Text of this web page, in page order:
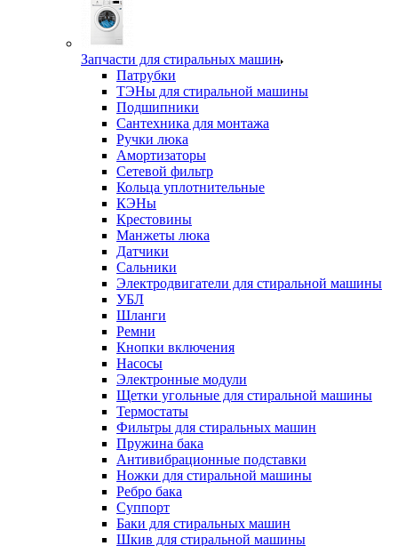
Запчасти для стиральных машин
Патрубки
ТЭНы для стиральной машины
Подшипники
Сантехника для монтажа
Ручки люка
Амортизаторы
Сетевой фильтр
Кольца уплотнительные
КЭНы
Крестовины
Манжеты люка
Датчики
Сальники
Электродвигатели для стиральной машины
УБЛ
Шланги
Ремни
Кнопки включения
Насосы
Электронные модули
Щетки угольные для стиральной машины
Термостаты
Фильтры для стиральных машин
Пружина бака
Антивибрационные подставки
Ножки для стиральной машины
Ребро бака
Суппорт
Баки для стиральных машин
Шкив для стиральной машины